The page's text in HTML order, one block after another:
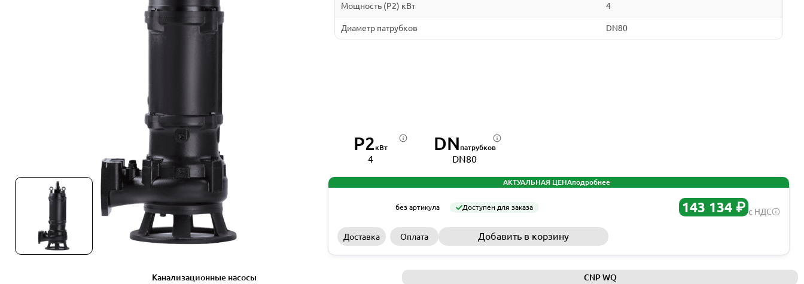
Мощность (P2) кВт 4
Диаметр патрубков DN80
P2кВт
4
DN патрубков
DN80
АКТУАЛЬНАЯ ЦЕНАподробнее
без артикула Доступен для заказа 143 134 ₽ с НДС
Доставка Оплата Добавить в корзину
Канализационные насосы CNP WQ